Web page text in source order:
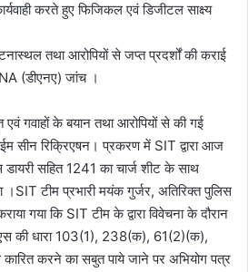
करते हुए फिजिकल एवं डिजीटल साक्ष्य
तथा आरोपियों से जप्त प्रदर्शों की कराई
(डीएनए) जांच ।
गवाहों के बयान तथा आरोपियों से की गई
सीन रिक्रिएषन। प्रकरण में SIT द्वारा आज
सहित 1241 का चार्ज शीट के साथ
।SIT टीम प्रभारी मयंक गुर्जर, अतिरिक्त पुलिस
गया कि SIT टीम के द्वारा विवेचना के दौरान
की धारा 103(1), 238(क), 61(2)(क),
करने का सबुत पाये जाने पर अभियोग पत्र